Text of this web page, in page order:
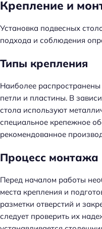
Крепление и
Установка подвесных
подхода и соблюдения
Типы крепления
Наиболее
петли и пластины. В
стола используют
специальное крепежное
рекомендованное
Процесс монтажа
Перед началом работы
места крепления и
разметки отверстий и
следует проверить их